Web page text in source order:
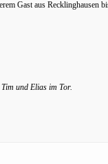
Gast aus Recklinghausen
und Elias im Tor.